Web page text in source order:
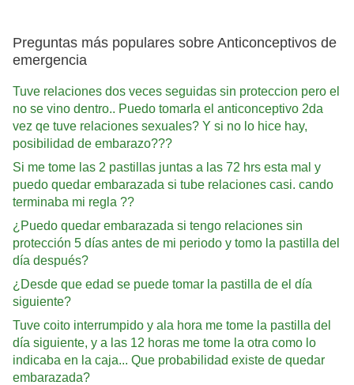
Preguntas más populares sobre Anticonceptivos de
emergencia
Tuve relaciones dos veces seguidas sin proteccion pero el
no se vino dentro.. Puedo tomarla el anticonceptivo 2da
vez qe tuve relaciones sexuales? Y si no lo hice hay,
posibilidad de embarazo???
Si me tome las 2 pastillas juntas a las 72 hrs esta mal y
puedo quedar embarazada si tube relaciones casi. cando
terminaba mi regla ??
¿Puedo quedar embarazada si tengo relaciones sin
protección 5 días antes de mi periodo y tomo la pastilla del
día después?
¿Desde que edad se puede tomar la pastilla de el día
siguiente?
Tuve coito interrumpido y ala hora me tome la pastilla del
día siguiente, y a las 12 horas me tome la otra como lo
indicaba en la caja... Que probabilidad existe de quedar
embarazada?